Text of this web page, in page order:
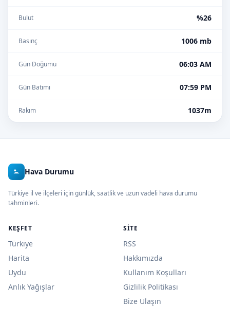
Bulut %26
Basınç 1006 mb
Gün Doğumu 06:03 AM
Gün Batımı 07:59 PM
Rakım 1037m
Hava Durumu
Türkiye il ve ilçeleri için günlük, saatlik ve uzun vadeli hava durumu
tahminleri.
KEŞFET
Türkiye
Harita
Uydu
Anlık Yağışlar
SITE
RSS
Hakkımızda
Kullanım Koşulları
Gizlilik Politikası
Bize Ulaşın